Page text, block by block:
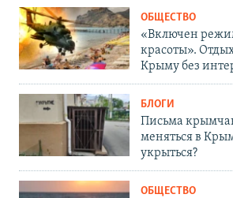
ОБЩЕСТВО
«Включен
красоты».
Крыму без
БЛОГИ
Письма
меняться в
укрыться?
ОБЩЕСТВО